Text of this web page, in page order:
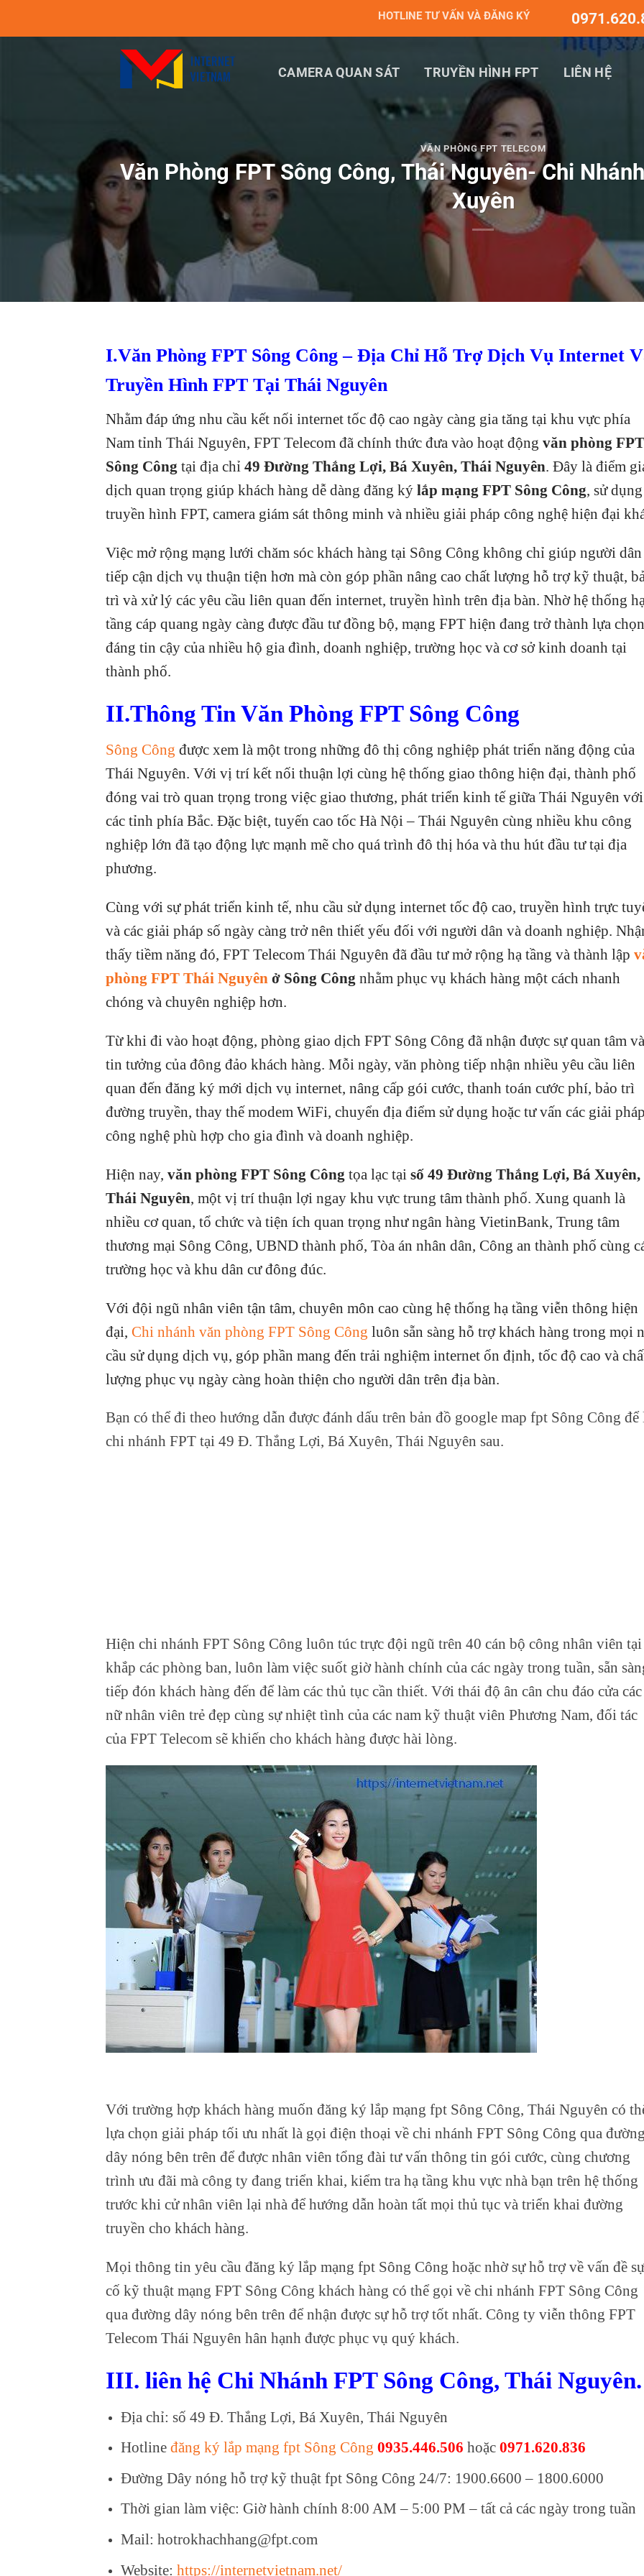
HOTLINE TƯ VẤN VÀ ĐĂNG KÝ
CAMERA QUAN SÁT TRUYỀN HÌNH FPT LIÊN HỆ
VĂN PHÒNG FPT TELECOM
Văn Phòng FPT Sông Công, Thái Nguyên- Chi
Xuyên
I.Văn Phòng FPT Sông Công – Địa Chỉ Hỗ Trợ Dịch Vụ Internet
Truyền Hình FPT Tại Thái Nguyên
Nhằm đáp ứng nhu cầu kết nối internet tốc độ cao ngày càng gia tăng tại khu vực phía
Nam tỉnh Thái Nguyên, FPT Telecom đã chính thức đưa vào hoạt động văn phòng FPT
Sông Công tại địa chỉ 49 Đường Thắng Lợi, Bá Xuyên, Thái Nguyên. Đây là điểm
dịch quan trọng giúp khách hàng dễ dàng đăng ký lắp mạng FPT Sông Công, sử dụng
truyền hình FPT, camera giám sát thông minh và nhiều giải pháp công nghệ hiện đại
Việc mở rộng mạng lưới chăm sóc khách hàng tại Sông Công không chỉ giúp người dân
tiếp cận dịch vụ thuận tiện hơn mà còn góp phần nâng cao chất lượng hỗ trợ kỹ thuật,
trì và xử lý các yêu cầu liên quan đến internet, truyền hình trên địa bàn. Nhờ hệ thống
tầng cáp quang ngày càng được đầu tư đồng bộ, mạng FPT hiện đang trở thành lựa chọn
đáng tin cậy của nhiều hộ gia đình, doanh nghiệp, trường học và cơ sở kinh doanh tại
thành phố.
II.Thông Tin Văn Phòng FPT Sông Công
Sông Công được xem là một trong những đô thị công nghiệp phát triển năng động của
Thái Nguyên. Với vị trí kết nối thuận lợi cùng hệ thống giao thông hiện đại, thành phố
đóng vai trò quan trọng trong việc giao thương, phát triển kinh tế giữa Thái Nguyên với
các tỉnh phía Bắc. Đặc biệt, tuyến cao tốc Hà Nội – Thái Nguyên cùng nhiều khu công
nghiệp lớn đã tạo động lực mạnh mẽ cho quá trình đô thị hóa và thu hút đầu tư tại địa
phương.
Cùng với sự phát triển kinh tế, nhu cầu sử dụng internet tốc độ cao, truyền hình trực
và các giải pháp số ngày càng trở nên thiết yếu đối với người dân và doanh nghiệp.
thấy tiềm năng đó, FPT Telecom Thái Nguyên đã đầu tư mở rộng hạ tầng và thành lập
phòng FPT Thái Nguyên ở Sông Công nhằm phục vụ khách hàng một cách nhanh
chóng và chuyên nghiệp hơn.
Từ khi đi vào hoạt động, phòng giao dịch FPT Sông Công đã nhận được sự quan tâm và
tin tưởng của đông đảo khách hàng. Mỗi ngày, văn phòng tiếp nhận nhiều yêu cầu liên
quan đến đăng ký mới dịch vụ internet, nâng cấp gói cước, thanh toán cước phí, bảo trì
đường truyền, thay thế modem WiFi, chuyển địa điểm sử dụng hoặc tư vấn các giải
công nghệ phù hợp cho gia đình và doanh nghiệp.
Hiện nay, văn phòng FPT Sông Công tọa lạc tại số 49 Đường Thắng Lợi, Bá Xuyên,
Thái Nguyên, một vị trí thuận lợi ngay khu vực trung tâm thành phố. Xung quanh là
nhiều cơ quan, tổ chức và tiện ích quan trọng như ngân hàng VietinBank, Trung tâm
thương mại Sông Công, UBND thành phố, Tòa án nhân dân, Công an thành phố cùng
trường học và khu dân cư đông đúc.
Với đội ngũ nhân viên tận tâm, chuyên môn cao cùng hệ thống hạ tầng viễn thông hiện
đại, Chi nhánh văn phòng FPT Sông Công luôn sẵn sàng hỗ trợ khách hàng trong mọi
cầu sử dụng dịch vụ, góp phần mang đến trải nghiệm internet ổn định, tốc độ cao và
lượng phục vụ ngày càng hoàn thiện cho người dân trên địa bàn.
Bạn có thể đi theo hướng dẫn được đánh dấu trên bản đồ google map fpt Sông Công để
chi nhánh FPT tại 49 Đ. Thắng Lợi, Bá Xuyên, Thái Nguyên sau.
Hiện chi nhánh FPT Sông Công luôn túc trực đội ngũ trên 40 cán bộ công nhân viên tại
khắp các phòng ban, luôn làm việc suốt giờ hành chính của các ngày trong tuần, sẵn
tiếp đón khách hàng đến để làm các thủ tục cần thiết. Với thái độ ân cân chu đáo cửa các
nữ nhân viên trẻ đẹp cùng sự nhiệt tình của các nam kỹ thuật viên Phương Nam, đối tác
của FPT Telecom sẽ khiến cho khách hàng được hài lòng.
Với trường hợp khách hàng muốn đăng ký lắp mạng fpt Sông Công, Thái Nguyên có
lựa chọn giải pháp tối ưu nhất là gọi điện thoại về chi nhánh FPT Sông Công qua
dây nóng bên trên để được nhân viên tổng đài tư vấn thông tin gói cước, cùng chương
trình ưu đãi mà công ty đang triển khai, kiểm tra hạ tầng khu vực nhà bạn trên hệ thống
trước khi cử nhân viên lại nhà để hướng dẫn hoàn tất mọi thủ tục và triển khai đường
truyền cho khách hàng.
Mọi thông tin yêu cầu đăng ký lắp mạng fpt Sông Công hoặc nhờ sự hỗ trợ về vấn đề sự
cố kỹ thuật mạng FPT Sông Công khách hàng có thể gọi về chi nhánh FPT Sông Công
qua đường dây nóng bên trên để nhận được sự hỗ trợ tốt nhất. Công ty viễn thông FPT
Telecom Thái Nguyên hân hạnh được phục vụ quý khách.
III. liên hệ Chi Nhánh FPT Sông Công, Thái Nguyên.
Địa chỉ: số 49 Đ. Thắng Lợi, Bá Xuyên, Thái Nguyên
Hotline đăng ký lắp mạng fpt Sông Công 0935.446.506 hoặc 0971.620.836
Đường Dây nóng hỗ trợ kỹ thuật fpt Sông Công 24/7: 1900.6600 – 1800.6000
Thời gian làm việc: Giờ hành chính 8:00 AM – 5:00 PM – tất cả các ngày trong tuần
Mail: hotrokhachhang@fpt.com
Website: https://internetvietnam.net/